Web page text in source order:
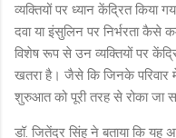
व्यक्तियों पर ध्यान केंद्रित किया
दवा या इंसुलिन पर निर्भरता
विशेष रूप से उन व्यक्तियों पर
खतरा है। जैसे कि जिनके परिवार
शुरुआत को पूरी तरह से रोका जा
डॉ. जितेंद्र सिंह ने बताया कि